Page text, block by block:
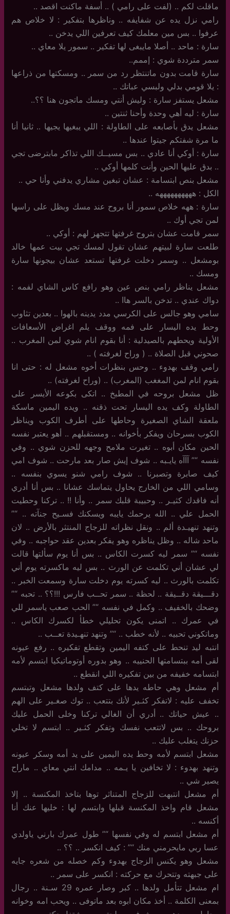
ماقلت لكم .. (لفت على رامي ) .. أسفة ماكنت اقصد ..
رامي نزل يده عن شفايفه .. وناظرها بتفكير : لا خلاص هم
عرفوا .. بس مين معلمك كيف تعرفين اللي يدخن ..
سارة : ماحد .. أصلا مايبغى لها تفكير .. سمور يلا معاي ..
سمر مترددة شوي : إممم..
سارة قامت بدون ماتنتظر رد من سمر .. ومسكتها من ذراعها
: يلا قومي بدلي ولبسي عباتك ..
مشعل يستفز سارة : وليش أنتي ومسك ماتجون هنا ؟؟..
سارة : ليه أهي وحدة وأحنا ثنتين ..
مشعل يدق بأصابعه على الطاولة : اللي يبغيها يجيها .. ثانيا أنا
ما مرة شفتكم جيتوا عندها ..
سارة : أوكي أنا عادي .. بس مسيــك اللي تذاكر مابترضى تجي
.. بدق عليها الحين وأنت كلمها أوكي ..
مشعل بنص ابتسامة : عشان تبغين مشاري يدفني وأنا حي ..
الكل : ههههههههههه ..
سارة : ههه خلاص سمور أنا بروح عند مسك وبظل على راسها
لمن تجي أوك ..
سمر قامت عشان بتروح غرفتها تتجهز لهم : أوكي ..
طلعت سارة لبيتهم عشان تقول لمسك تجي بيت عمها خالد
بومشعل .. وسمر دخلت غرفتها تستعد عشان بيجونها سارة
ومسك ..
مشعل يناظر رامي بنص عين وهو رافع كاس الشاي لفمه :
دواك عندي .. تدخن بالسر هاا ..
سامي وهو جالس على الكرسي مدد يدينه بالهوا .. بعدين تثاوب
وحط يده اليسار على فمه ووقف يلم اغراض الأسعافات
الأولية ويحطهم بالصيدلية : أنا بقوم انام شوي لمن المغرب ..
صحوني قبل الصلاة .. ( وراح لغرفته ) ..
رامي وقف بهدوء .. وحس بنظرات أخوه مشعل له : حتى انا
بقوم انام لمن المغغب (المغرب) .. (وراح لغرفته) ..
ظل مشعل بروحه في المطبخ .. اتكى بكوعه الأيسر على
الطاولة وكف يده اليسار تحت ذقنه .. ويده اليمين ماسكة
ملعقة الشاي الصغيرة وحاطها على أطرف الكوب ويناظر
الكوب بسرحان ويفكر بأخوانه .. ومستقبلهم .. أهو يعتبر نفسه
الحين مكان أبوه .. تغيرت ملامح وجهه للحزن شوي .. وفي
نفسه “” آآآه يايـبه .. شوف إيش صار بعد مارحت .. شوف امي
كيف صابرة وتصبرنا .. شوف رامي شنو يسوي بنفسه ..
وسامي اللي من الخارج يحاول يتماسك عشانا .. بس أنا أدري
أنه فاقدك كثيـر .. وحبيبة قلبك سمر .. وأنا !! .. تركنا وحطيت
الحمل علي .. الله يرحمك يايبه ويسكنك فسـيح جنآته .. “”
وتنهد تنهيـدة ألم .. ونقل نظراته للزجاج المنتثر بالأرض .. لان
ماحد شاله .. وظل يناظره وهو يفكر بعدين عقد حواجبه .. وفي
نفسه “” سمر ليه كسرت الكاس .. بس أنا يوم سألتها قالت
لي عشان أني تكلمت عن الورث .. بس ليه ماكسرته يوم أني
تكلمت بالورث .. ليه كسرته يوم دخلت سارة وسمعت الخبر ..
دقـــيقة دقــيقة .. لحظة .. سمر تحــب فارس !!!؟؟ .. تحبه “”
وضحك بالخفيف .. وكمل في نفسه “” الحب صعب ياسمر للي
في عمرك .. اتمنى يكون تحليلي خطأ لكسرك الكاس ..
وماتكوني تحبيه .. لأنه خطب .. “” وتنهد تنهـيدة تعــب ..
انتبه ليد تنحط على كتفه اليمين وتقطع تفكيره .. رفع عيونه
لقى أمه ببتسامتها الحنييه .. وهو بدوره أوتوماتيكيا ابتسم لأمه
ابتسامه خفيفه من بين تفكيره اللي انقطع ..
أم مشعل وهي حاطه يدها على كتف ولدها مشعل وتبتسم
تخفف عليه : لاتفكر كثـير لأنك بتتعب .. توك صغـير على الهم
.. عيش حياتك .. أدري أن الغالي تركنا وخلى الحمل عليك
بروحك .. بس لاتتعب نفسك وتفكر كثـير .. ابتسم لا تخلي
حزنك يتغلب عليك ..
مشعل ابتسم لأمه وحط يده اليمين على يد أمه وسكر عيونه
وتنهد بهدوء : لا تخافين يا يـمه .. مدامك انتي معاي .. ماراح
يصير شي ..
أم مشعل انتبهت للزجاج المتناثر توها بتاخذ المكنسة .. إلا
مشعل قام واخذ المكنسة قبلها وابتسم لها : خليها عنك أنا
أكنسه ..
أم مشعل ابتسم له وفي نفسها “” طول عمرك بارني ياولدي
عسا ربي مايحرمني منك “” : كيف انكسر .. ؟؟ ..
مشعل وهو يكنس الزجاج بهدوء وكم خصله من شعره جايه
على جبهته وتتحرك مع حركته : انكسر على سمر ..
ام مشعل تتأمل ولدها .. كبر وصار عمره 29 سـنة .. رجال
بمعنى الكلمة .. أخذ مكان ابوه بعد ماتوفى .. ويحب امه وخوانه